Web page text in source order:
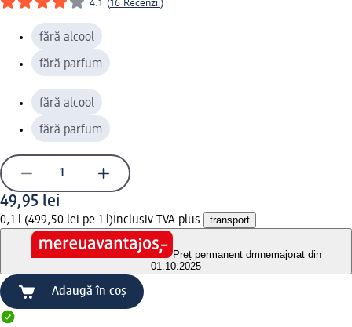
4.1 (16 Recenzii)
fără alcool
fără parfum
fără alcool
fără parfum
49,95 lei
0,1 l (499,50 lei pe 1 l) Inclusiv TVA plus transport
Preț permanent dmnemajorat din
01.10.2025
Adaugă în coș